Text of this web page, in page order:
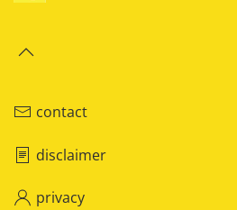
contact
disclaimer
privacy